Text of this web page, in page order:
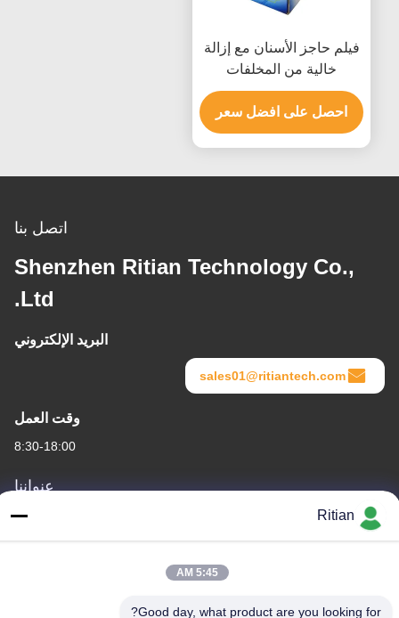
فيلم حاجز الأسنان مع إزالة
خالية من المخلفات
الشفافية الممتازة والقلب
المقاوم للحماية من المعدات
الطبية
احصل على افضل سعر
اتصل بنا
Shenzhen Ritian Technology Co.,
Ltd.
البريد الإلكتروني
sales01@ritiantech.com
وقت العمل
8:30-18:00
عنواننا
عنوان الشركة
No.65 Songnian Road، Longgang District، شينزين، الصين 518117
Ritian
5:45 AM
Good day, what product are you looking for?